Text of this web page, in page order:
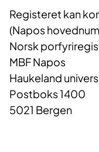
Registeret kan
(Napos
Norsk
MBF Napos
Haukeland
Postboks 1400
5021 Bergen